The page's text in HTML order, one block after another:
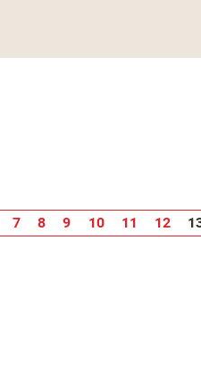
7 8 9 10 11 12